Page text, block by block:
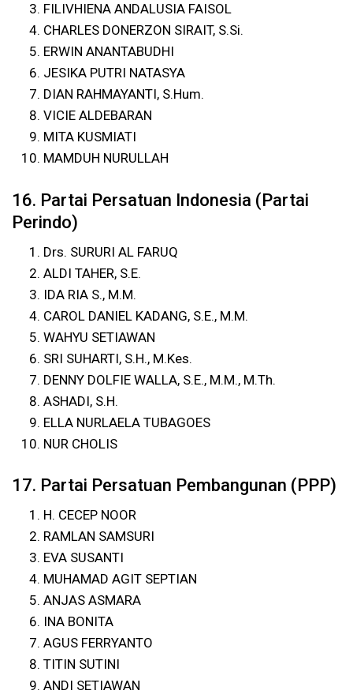
FILIVHIENA ANDALUSIA FAISOL
CHARLES DONERZON SIRAIT, S.Si.
ERWIN ANANTABUDHI
JESIKA PUTRI NATASYA
DIAN RAHMAYANTI, S.Hum.
VICIE ALDEBARAN
MITA KUSMIATI
MAMDUH NURULLAH
16. Partai Persatuan Indonesia (Partai
Perindo)
Drs. SURURI AL FARUQ
ALDI TAHER, S.E.
IDA RIA S., M.M.
CAROL DANIEL KADANG, S.E., M.M.
WAHYU SETIAWAN
SRI SUHARTI, S.H., M.Kes.
DENNY DOLFIE WALLA, S.E., M.M., M.Th.
ASHADI, S.H.
ELLA NURLAELA TUBAGOES
NUR CHOLIS
17. Partai Persatuan Pembangunan (PPP)
H. CECEP NOOR
RAMLAN SAMSURI
EVA SUSANTI
MUHAMAD AGIT SEPTIAN
ANJAS ASMARA
INA BONITA
AGUS FERRYANTO
TITIN SUTINI
ANDI SETIAWAN